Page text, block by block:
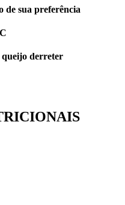
de sua preferência
queijo derreter